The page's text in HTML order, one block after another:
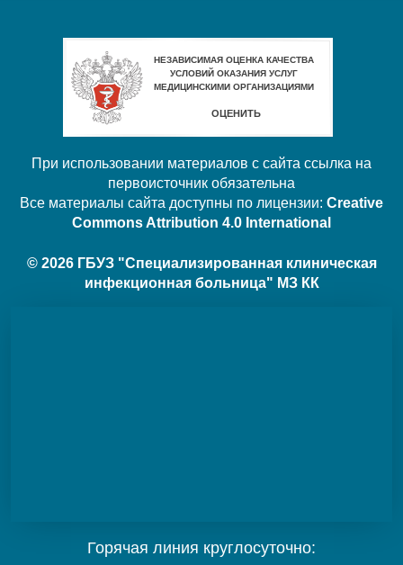
При использовании материалов с сайта ссылка на
первоисточник обязательна
Все материалы сайта доступны по лицензии: Creative
Commons Attribution 4.0 International
© 2026 ГБУЗ "Специализированная клиническая
инфекционная больница" МЗ КК
Горячая линия круглосуточно: